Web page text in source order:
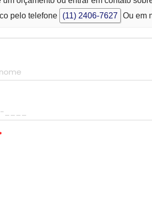
pelo telefone
(11) 2406-7627 Ou em